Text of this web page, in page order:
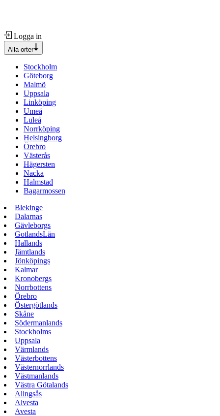
Logga in
Alla orter
Stockholm
Göteborg
Malmö
Uppsala
Linköping
Umeå
Luleå
Norrköping
Helsingborg
Örebro
Västerås
Hägersten
Nacka
Halmstad
Bagarmossen
Blekinge
Dalarnas
Gävleborgs
GotlandsLän
Hallands
Jämtlands
Jönköpings
Kalmar
Kronobergs
Norrbottens
Örebro
Östergötlands
Skåne
Södermanlands
Stockholms
Uppsala
Värmlands
Västerbottens
Västernorrlands
Västmanlands
Västra Götalands
Alingsås
Alvesta
Avesta